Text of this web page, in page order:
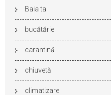
Baia ta
bucătărie
carantină
chiuvetă
climatizare